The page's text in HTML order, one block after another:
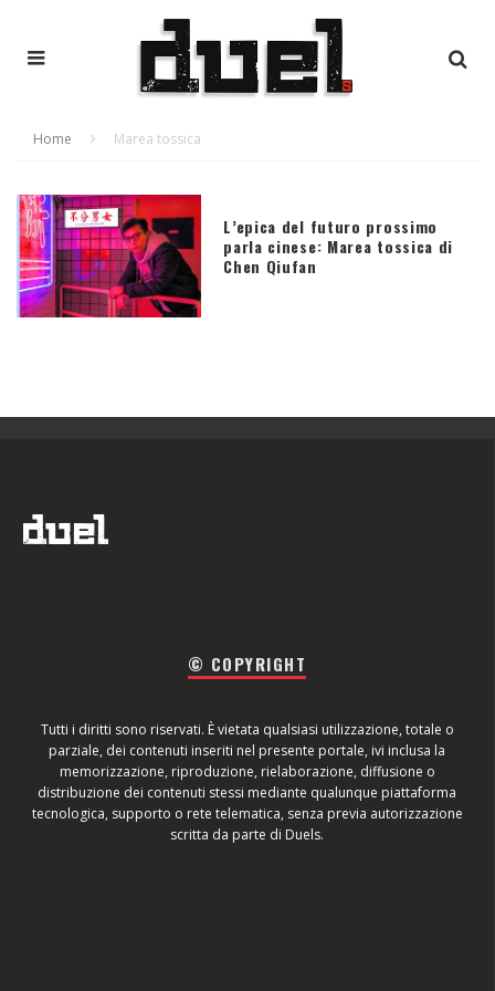
Home Marea tossica
L’epica del futuro prossimo
parla cinese: Marea tossica di
Chen Qiufan
© COPYRIGHT
Tutti i diritti sono riservati. È vietata qualsiasi utilizzazione, totale o
parziale, dei contenuti inseriti nel presente portale, ivi inclusa la
memorizzazione, riproduzione, rielaborazione, diffusione o
distribuzione dei contenuti stessi mediante qualunque piattaforma
tecnologica, supporto o rete telematica, senza previa autorizzazione
scritta da parte di Duels.